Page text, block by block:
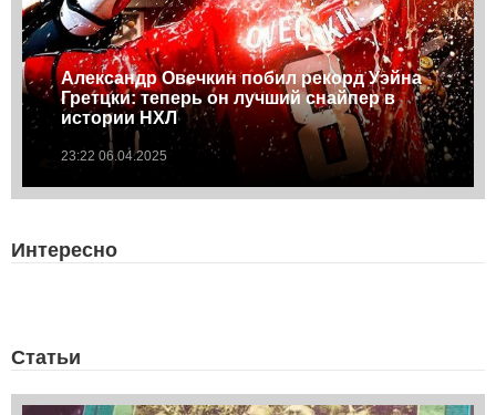
Александр Овечкин побил рекорд Уэйна
Гретцки: теперь он лучший снайпер в
истории НХЛ
23:22 06.04.2025
Интересно
Статьи